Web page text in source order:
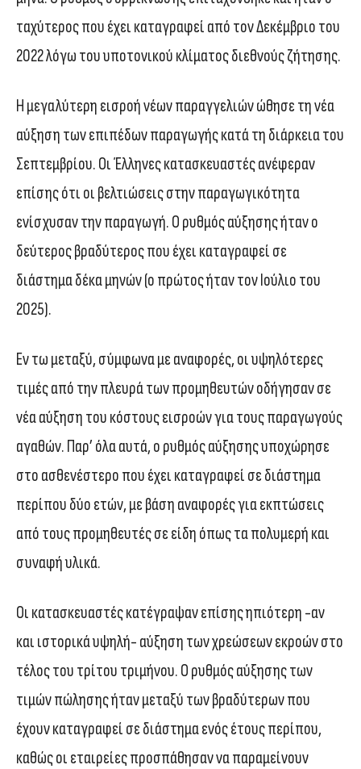
ταχύτερος που έχει καταγραφεί από τον Δεκέμβριο του
2022 λόγω του υποτονικού κλίματος διεθνούς ζήτησης.
Η μεγαλύτερη εισροή νέων παραγγελιών ώθησε τη νέα
αύξηση των επιπέδων παραγωγής κατά τη διάρκεια του
Σεπτεμβρίου. Οι Έλληνες κατασκευαστές ανέφεραν
επίσης ότι οι βελτιώσεις στην παραγωγικότητα
ενίσχυσαν την παραγωγή. Ο ρυθμός αύξησης ήταν ο
δεύτερος βραδύτερος που έχει καταγραφεί σε
διάστημα δέκα μηνών (ο πρώτος ήταν τον Ιούλιο του
2025).
Εν τω μεταξύ, σύμφωνα με αναφορές, οι υψηλότερες
τιμές από την πλευρά των προμηθευτών οδήγησαν σε
νέα αύξηση του κόστους εισροών για τους παραγωγούς
αγαθών. Παρ’ όλα αυτά, ο ρυθμός αύξησης υποχώρησε
στο ασθενέστερο που έχει καταγραφεί σε διάστημα
περίπου δύο ετών, με βάση αναφορές για εκπτώσεις
από τους προμηθευτές σε είδη όπως τα πολυμερή και
συναφή υλικά.
Οι κατασκευαστές κατέγραψαν επίσης ηπιότερη -αν
και ιστορικά υψηλή- αύξηση των χρεώσεων εκροών στο
τέλος του τρίτου τριμήνου. Ο ρυθμός αύξησης των
τιμών πώλησης ήταν μεταξύ των βραδύτερων που
έχουν καταγραφεί σε διάστημα ενός έτους περίπου,
καθώς οι εταιρείες προσπάθησαν να παραμείνουν